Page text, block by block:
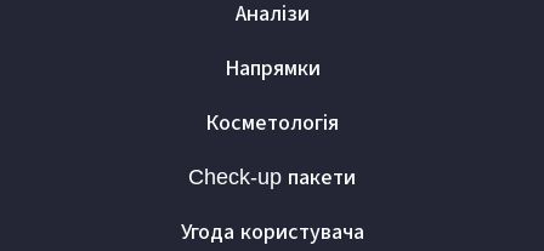
Аналізи
Напрямки
Косметологія
Check-up пакети
Угода користувача